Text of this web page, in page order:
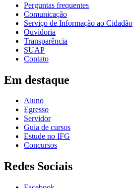
Perguntas frequentes
Comunicação
Serviço de Informação ao Cidadão
Ouvidoria
Transparência
SUAP
Contato
Em destaque
Aluno
Egresso
Servidor
Guia de cursos
Estude no IFG
Concursos
Redes Sociais